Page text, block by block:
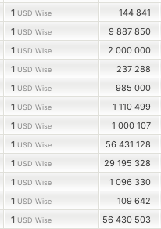
1 USD Wise 144 841
1 USD Wise 9 887 850
1 USD Wise 2 000 000
1 USD Wise 237 288
1 USD Wise 985 000
1 USD Wise 1 110 499
1 USD Wise 1 000 107
1 USD Wise 56 431 128
1 USD Wise 29 195 328
1 USD Wise 1 096 330
1 USD Wise 109 642
1 USD Wise 56 430 503